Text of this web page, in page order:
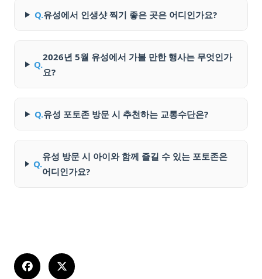
Q.유성에서 인생샷 찍기 좋은 곳은 어디인가요?
Q.
2026년 5월 유성에서 가볼 만한 행사는 무엇인가
요?
Q.유성 포토존 방문 시 추천하는 교통수단은?
Q.
유성 방문 시 아이와 함께 즐길 수 있는 포토존은
어디인가요?